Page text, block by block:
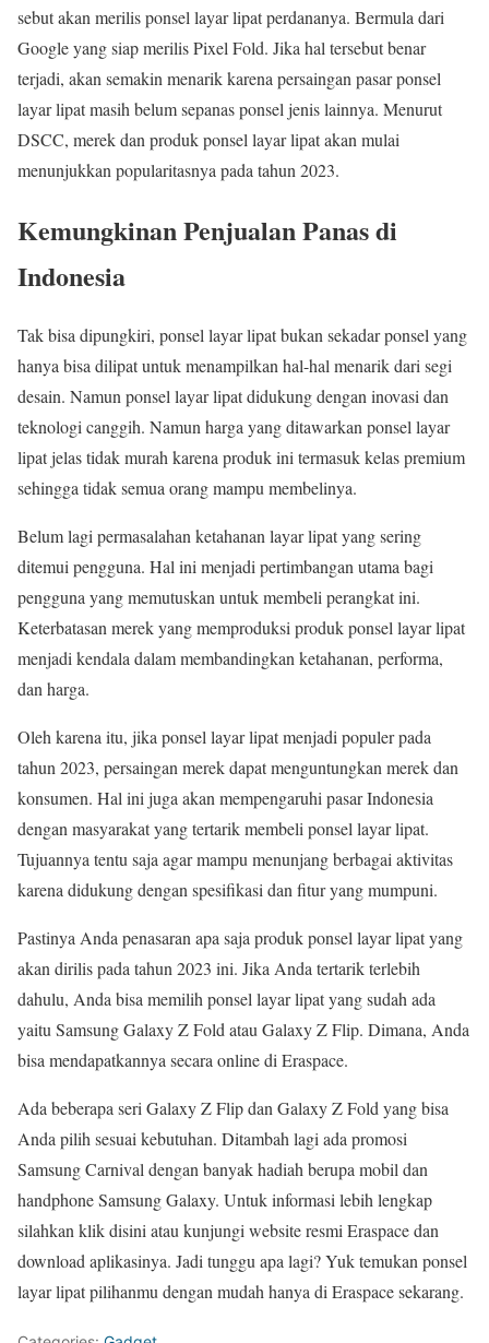
sebut akan merilis ponsel layar lipat perdananya. Bermula dari
Google yang siap merilis Pixel Fold. Jika hal tersebut benar
terjadi, akan semakin menarik karena persaingan pasar ponsel
layar lipat masih belum sepanas ponsel jenis lainnya. Menurut
DSCC, merek dan produk ponsel layar lipat akan mulai
menunjukkan popularitasnya pada tahun 2023.
Kemungkinan Penjualan Panas di
Indonesia
Tak bisa dipungkiri, ponsel layar lipat bukan sekadar ponsel yang
hanya bisa dilipat untuk menampilkan hal-hal menarik dari segi
desain. Namun ponsel layar lipat didukung dengan inovasi dan
teknologi canggih. Namun harga yang ditawarkan ponsel layar
lipat jelas tidak murah karena produk ini termasuk kelas premium
sehingga tidak semua orang mampu membelinya.
Belum lagi permasalahan ketahanan layar lipat yang sering
ditemui pengguna. Hal ini menjadi pertimbangan utama bagi
pengguna yang memutuskan untuk membeli perangkat ini.
Keterbatasan merek yang memproduksi produk ponsel layar lipat
menjadi kendala dalam membandingkan ketahanan, performa,
dan harga.
Oleh karena itu, jika ponsel layar lipat menjadi populer pada
tahun 2023, persaingan merek dapat menguntungkan merek dan
konsumen. Hal ini juga akan mempengaruhi pasar Indonesia
dengan masyarakat yang tertarik membeli ponsel layar lipat.
Tujuannya tentu saja agar mampu menunjang berbagai aktivitas
karena didukung dengan spesifikasi dan fitur yang mumpuni.
Pastinya Anda penasaran apa saja produk ponsel layar lipat yang
akan dirilis pada tahun 2023 ini. Jika Anda tertarik terlebih
dahulu, Anda bisa memilih ponsel layar lipat yang sudah ada
yaitu Samsung Galaxy Z Fold atau Galaxy Z Flip. Dimana, Anda
bisa mendapatkannya secara online di Eraspace.
Ada beberapa seri Galaxy Z Flip dan Galaxy Z Fold yang bisa
Anda pilih sesuai kebutuhan. Ditambah lagi ada promosi
Samsung Carnival dengan banyak hadiah berupa mobil dan
handphone Samsung Galaxy. Untuk informasi lebih lengkap
silahkan klik disini atau kunjungi website resmi Eraspace dan
download aplikasinya. Jadi tunggu apa lagi? Yuk temukan ponsel
layar lipat pilihanmu dengan mudah hanya di Eraspace sekarang.